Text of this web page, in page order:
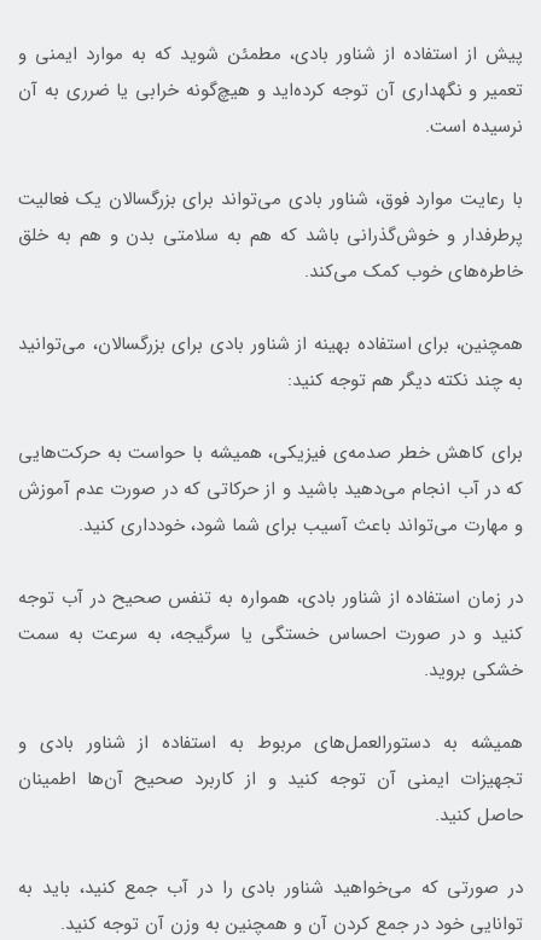
پیش از استفاده از شناور بادی، مطمئن شوید که به موارد ایمنی و
تعمیر و نگهداری آن توجه کرده‌اید و هیچ‌گونه خرابی یا ضرری به آن
نرسیده است.
با رعایت موارد فوق، شناور بادی می‌تواند برای بزرگسالان یک فعالیت
پرطرفدار و خوش‌گذرانی باشد که هم به سلامتی بدن و هم به خلق
خاطره‌های خوب کمک می‌کند.
همچنین، برای استفاده بهینه از شناور بادی برای بزرگسالان، می‌توانید
به چند نکته دیگر هم توجه کنید:
برای کاهش خطر صدمه‌ی فیزیکی، همیشه با حواست به حرکت‌هایی
که در آب انجام می‌دهید باشید و از حرکاتی که در صورت عدم آموزش
و مهارت می‌تواند باعث آسیب برای شما شود، خودداری کنید.
در زمان استفاده از شناور بادی، همواره به تنفس صحیح در آب توجه
کنید و در صورت احساس خستگی یا سرگیجه، به سرعت به سمت
خشکی بروید.
همیشه به دستورالعمل‌های مربوط به استفاده از شناور بادی و
تجهیزات ایمنی آن توجه کنید و از کاربرد صحیح آن‌ها اطمینان
حاصل کنید.
در صورتی که می‌خواهید شناور بادی را در آب جمع کنید، باید به
توانایی خود در جمع کردن آن و همچنین به وزن آن توجه کنید.